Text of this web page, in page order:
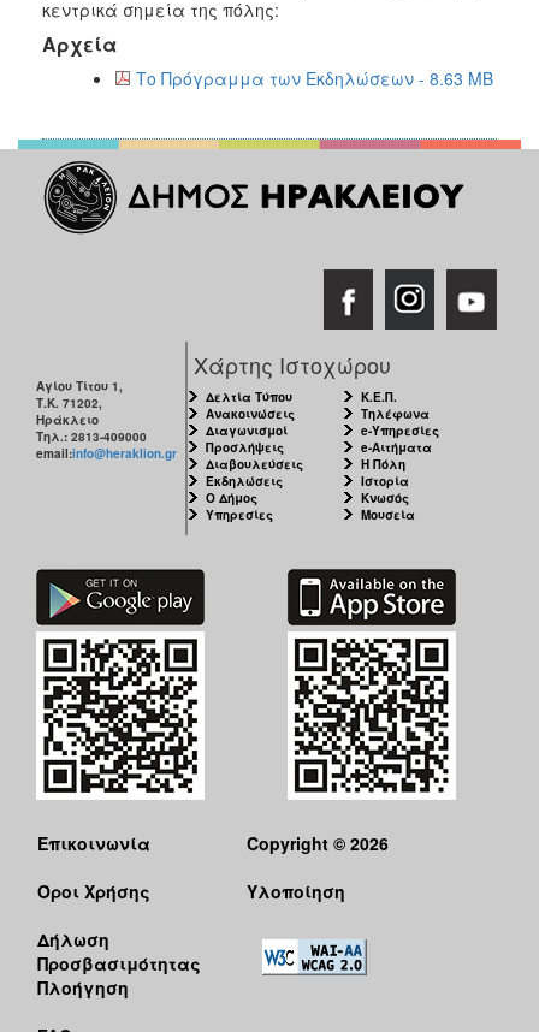
κεντρικά σημεία της πόλης:
Αρχεία
Το Πρόγραμμα των Εκδηλώσεων - 8.63 MB
Αγίου Τίτου 1,
Τ.Κ. 71202,
Ηράκλειο
Τηλ.: 2813-409000
email:info@heraklion.gr
Χάρτης Ιστοχώρου
Δελτία Τύπου
Ανακοινώσεις
Διαγωνισμοί
Προσλήψεις
Διαβουλεύσεις
Εκδηλώσεις
Ο Δήμος
Υπηρεσίες
Κ.Ε.Π.
Τηλέφωνα
e-Υπηρεσίες
e-Αιτήματα
Η Πόλη
Ιστορία
Κνωσός
Μουσεία
Επικοινωνία
Όροι Χρήσης
Δήλωση
Προσβασιμότητας
Πλοήγηση
Copyright © 2026
Υλοποίηση